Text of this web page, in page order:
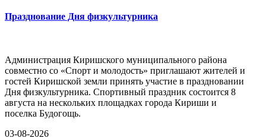
Празднование Дня физкультурника
Администрация Киришского муниципального района
совместно со «Спорт и молодость» приглашают жителей и
гостей Киришской земли принять участие в праздновании
Дня физкультурника. Спортивный праздник состоится 8
августа на нескольких площадках города Кириши и
поселка Будогощь.
03-08-2026